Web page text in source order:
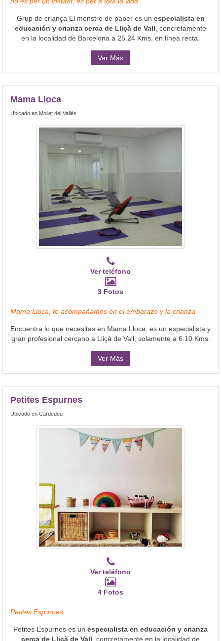
Grup de criança El monstre de paper es un especialista en
educación y crianza cerca de Lliçà de Vall , concretamente
en la localidad de Barcelona a 25.24 Kms. en línea recta.
Ver Más
Mama Lloca
Ubicado en Mollet del Vallès
Ver teléfono
3 Fotos
Mama Lloca, te acompañamos en el embarazo y la crianza
Encuentra lo que necesitas en Mama Lloca, es un especialista y
gran profesional cercano a Lliçà de Vall, solamente a 6.10 Kms.
Ver Más
Petites Espurnes
Ubicado en Cardedeu
Ver teléfono
4 Fotos
Petites Espurnes,
Petites Espurnes es un especialista en educación y crianza
cerca de Lliçà de Vall , concretamente en la localidad de